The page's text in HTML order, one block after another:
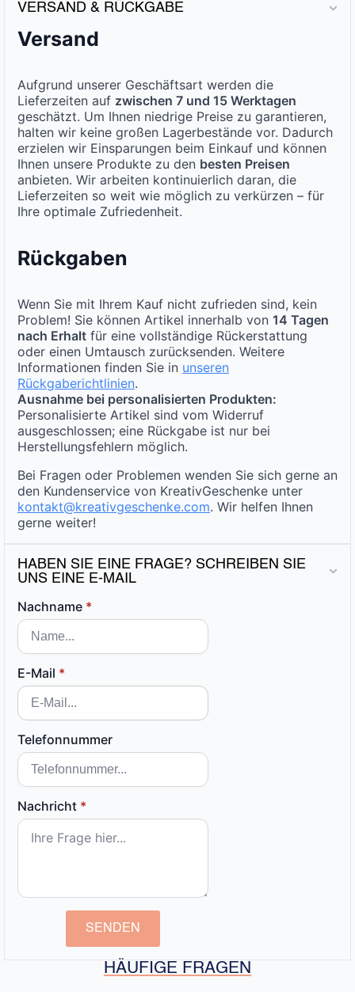
VERSAND & RÜCKGABE
Versand
Aufgrund unserer Geschäftsart werden die
Lieferzeiten auf zwischen 7 und 15 Werktagen
geschätzt. Um Ihnen niedrige Preise zu garantieren,
halten wir keine großen Lagerbestände vor. Dadurch
erzielen wir Einsparungen beim Einkauf und können
Ihnen unsere Produkte zu den besten Preisen
anbieten. Wir arbeiten kontinuierlich daran, die
Lieferzeiten so weit wie möglich zu verkürzen – für
Ihre optimale Zufriedenheit.
Rückgaben
Wenn Sie mit Ihrem Kauf nicht zufrieden sind, kein
Problem! Sie können Artikel innerhalb von 14 Tagen
nach Erhalt für eine vollständige Rückerstattung
oder einen Umtausch zurücksenden. Weitere
Informationen finden Sie in unseren
Rückgaberichtlinien.
Ausnahme bei personalisierten Produkten:
Personalisierte Artikel sind vom Widerruf
ausgeschlossen; eine Rückgabe ist nur bei
Herstellungsfehlern möglich.
Bei Fragen oder Problemen wenden Sie sich gerne an
den Kundenservice von KreativGeschenke unter
kontakt@kreativgeschenke.com. Wir helfen Ihnen
gerne weiter!
HABEN SIE EINE FRAGE? SCHREIBEN SIE
UNS EINE E-MAIL
Nachname *
E-Mail *
Telefonnummer
Nachricht *
SENDEN
HÄUFIGE FRAGEN